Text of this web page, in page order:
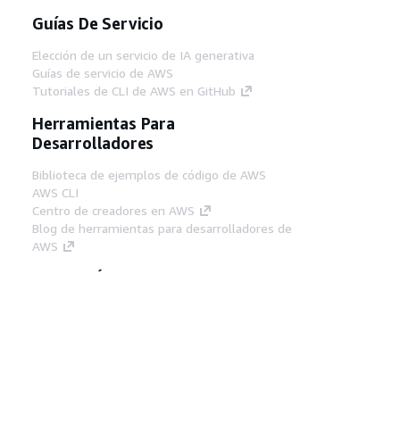
Guías De Servicio
Elección de un servicio de IA generativa
Guías de servicio de AWS
Tutoriales de CLI de AWS en GitHub
Herramientas Para
Desarrolladores
Biblioteca de ejemplos de código de AWS
AWS CLI
Centro de creadores en AWS
Blog de herramientas para desarrolladores de
AWS
Enlaces Útiles